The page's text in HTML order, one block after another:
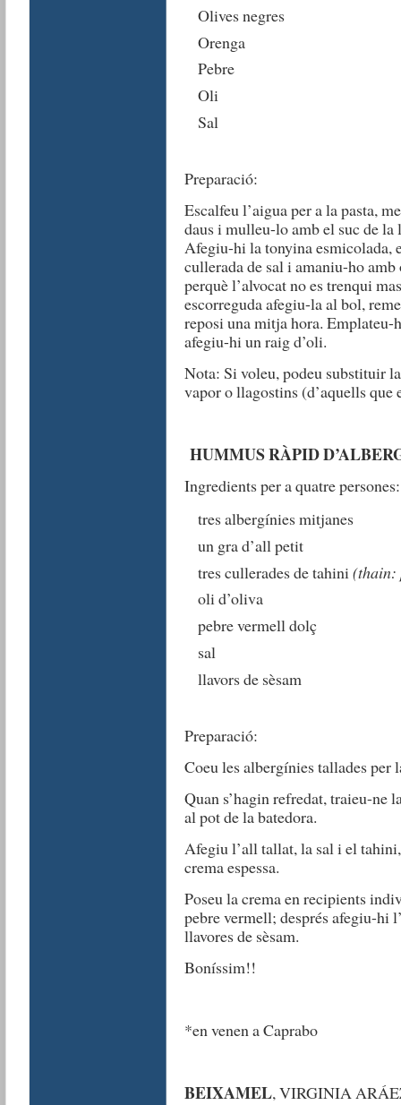
Olives negres
Orenga
Pebre
Oli
Sal
Preparació:
Escalfeu l’aigua per a la pasta,
daus i mulleu-lo amb el suc de
Afegiu-hi la tonyina esmicolada,
cullerada de sal i amaniu-ho
perquè l’alvocat no es trenqui
escorreguda afegiu-la al bol,
reposi una mitja hora. Emplateu-
afegiu-hi un raig d’oli.
Nota: Si voleu, podeu substituir
vapor o llagostins (d’aquells que
HUMMUS RÀPID
Ingredients per a quatre persones:
tres albergínies mitjanes
un gra d’all petit
tres cullerades de tahini (thain:
oli d’oliva
pebre vermell dolç
sal
llavors de sèsam
Preparació:
Coeu les albergínies tallades per
Quan s’hagin refredat, traieu-ne
al pot de la batedora.
Afegiu l’all tallat, la sal i el
crema espessa.
Poseu la crema en recipients
pebre vermell; després afegiu-hi
llavores de sèsam.
Boníssim!!
*en venen a Caprabo
BEIXAMEL, VIRGINIA